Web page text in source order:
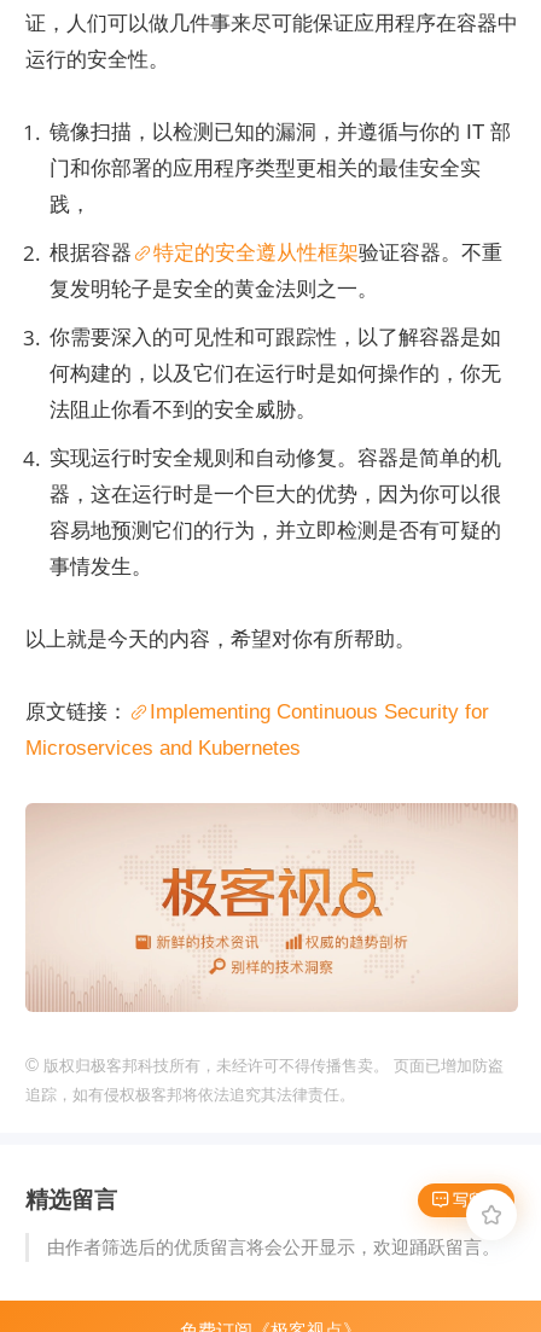
证，人们可以做几件事来尽可能保证应用程序在容器中
运行的安全性。
镜像扫描，以检测已知的漏洞，并遵循与你的 IT 部
门和你部署的应用程序类型更相关的最佳安全实
践，
根据容器 特定的安全遵从性框架验证容器。不重
复发明轮子是安全的黄金法则之一。
你需要深入的可见性和可跟踪性，以了解容器是如
何构建的，以及它们在运行时是如何操作的，你无
法阻止你看不到的安全威胁。
实现运行时安全规则和自动修复。容器是简单的机
器，这在运行时是一个巨大的优势，因为你可以很
容易地预测它们的行为，并立即检测是否有可疑的
事情发生。
以上就是今天的内容，希望对你有所帮助。
原文链接：
Implementing Continuous Security for
Microservices and Kubernetes
© 版权归极客邦科技所有，未经许可不得传播售卖。 页面已增加防盗
追踪，如有侵权极客邦将依法追究其法律责任。
 写留言
精选留言
由作者筛选后的优质留言将会公开显示，欢迎踊跃留言。
